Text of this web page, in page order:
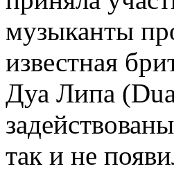
музыканты
известная
Дуа Липа
так и не